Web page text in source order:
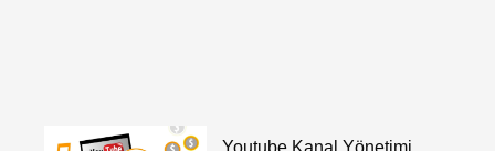
Youtube Kanal Yönetimi